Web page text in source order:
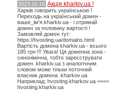
2023.10.16 Акція kharkiv.ua !
Харків говорить українською !
Переходь на український домен -
ваше_ім'я.kharkiv.ua - і отримай
домен за половину вартості !
Замовляй домен тут:
https://hvosting.ua/domains.html
Вартість домена kharkiv.ua - всього
185 грн !!! Увага! Ця доменна зона -
синонімічна, тобто зареєструвати
домен .kharkiv.ua з аналогічним
словом може тільки поточний
власник домена .kharkov.ua
Наприклад: hvosting.kharkov.ua ===>
hvosting.kharkiv.ua